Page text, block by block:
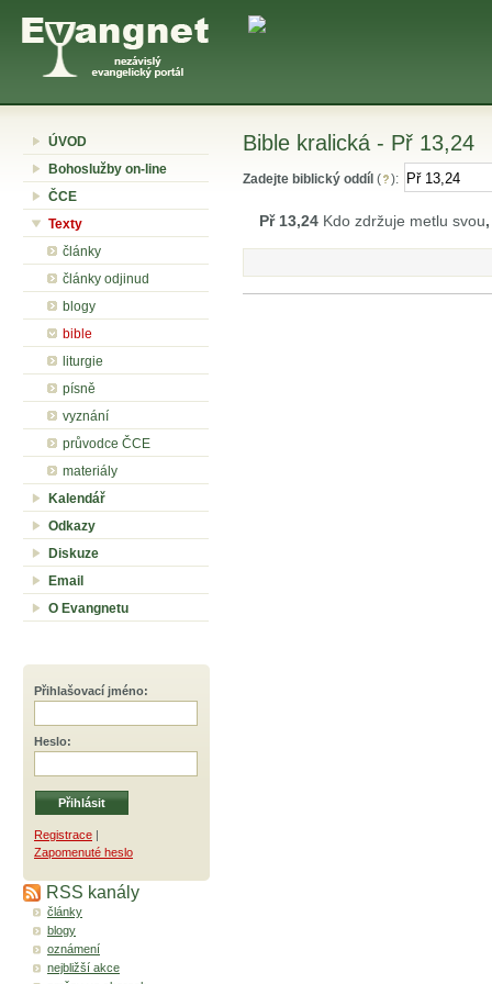
ÚVOD
Bohoslužby on-line
ČCE
Texty
články
články odjinud
blogy
bible
liturgie
písně
vyznání
průvodce ČCE
materiály
Kalendář
Odkazy
Diskuze
Email
O Evangnetu
Přihlašovací jméno:
Heslo:
Registrace |
Zapomenuté heslo
RSS kanály
články
blogy
oznámení
nejbližší akce
Bible kralická - Př 13,24
Zadejte biblický oddíl ( ):
Př 13,24 Kdo zdržuje metlu svou,